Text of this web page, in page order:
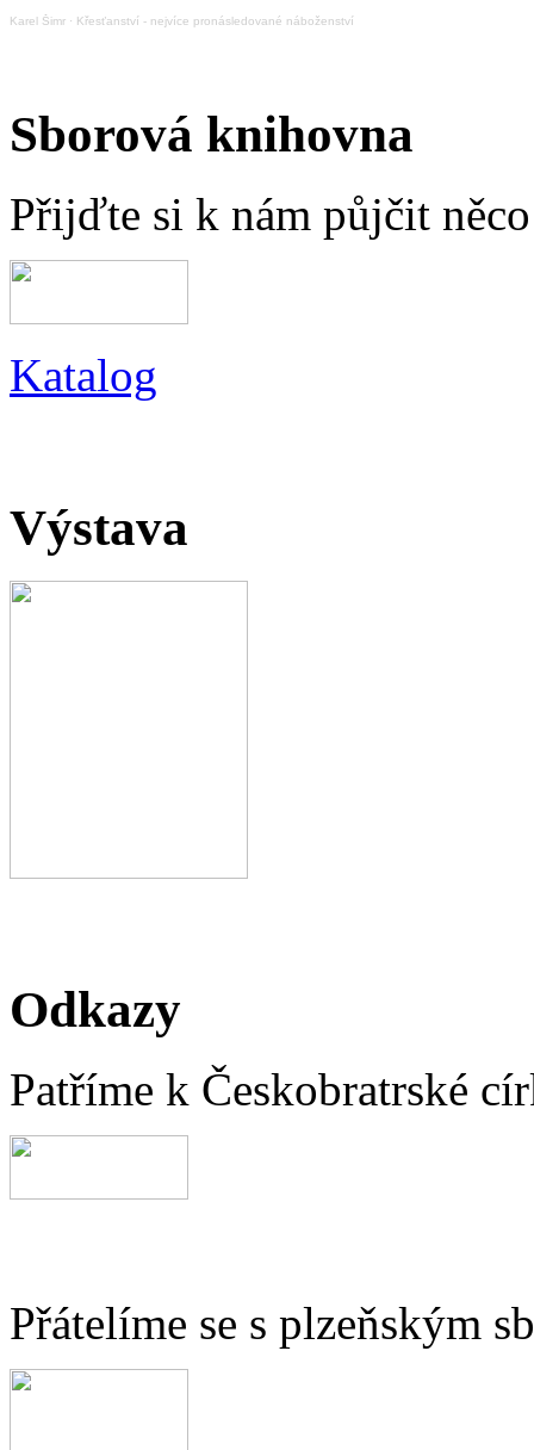
Karel Šimr · Křesťanství - nejvíce pronásledované náboženství
Sborová knihovna
Přijďte si k nám půjčit
Katalog
Výstava
Odkazy
Patříme k Českobratrské
Přátelíme se s plzeňským